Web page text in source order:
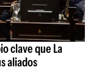
clave que La
aliados